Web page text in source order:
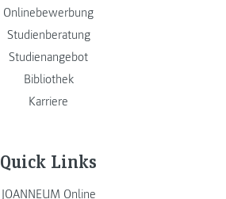
Onlinebewerbung
Studienberatung
Studienangebot
Bibliothek
Karriere
Quick Links
JOANNEUM Online